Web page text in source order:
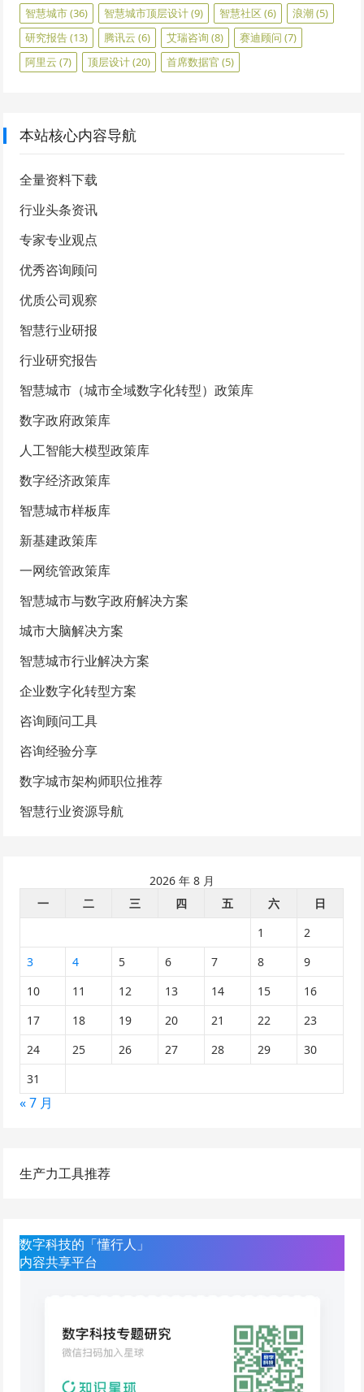
智慧城市(36) 智慧城市顶层设计(9) 智慧社区 (6) 浪潮(5)
研究报告(13) 腾讯云 (6) 艾瑞咨询 (8) 赛迪顾问 (7)
阿里云 (7) 顶层设计(20) 首席数据官 (5)
本站核心内容导航
全量资料下载
行业头条资讯
专家专业观点
优秀咨询顾问
优质公司观察
智慧行业研报
行业研究报告
智慧城市（城市全域数字化转型）政策库
数字政府政策库
人工智能大模型政策库
数字经济政策库
智慧城市样板库
新基建政策库
一网统管政策库
智慧城市与数字政府解决方案
城市大脑解决方案
智慧城市行业解决方案
企业数字化转型方案
咨询顾问工具
咨询经验分享
数字城市架构师职位推荐
智慧行业资源导航
2026 年 8 月
一
二 三 四 五 六
日
1
2
3
4 5 6 7 8
9
10
11 12 13 14 15
16
17
18 19 20 21 22
23
24
25 26 27 28 29
30
31
« 7 月
生产力工具推荐
数字科技的「懂行人」
内容共享平台